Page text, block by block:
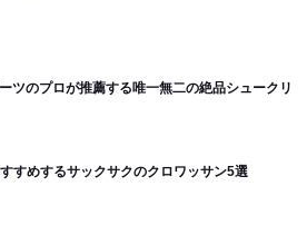
ツのプロが推薦する唯一無二の絶品シュークリ
すめするサックサクのクロワッサン5選